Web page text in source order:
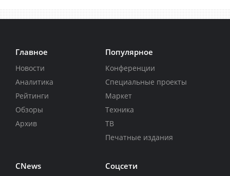
Главное
Новости
Аналитика
Рейтинги
Обзоры
Архив
Популярное
Конференции
Специальные проекты
Маркет
Техника
ТВ
Печатные издания
CNews Соцсети